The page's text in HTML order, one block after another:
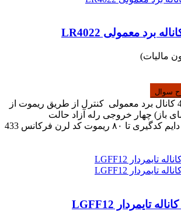
مالیات)
سوال
خرید کنترل ریموتی 4 کانال برد معمولی کنترل از طریق ریموت از
(فضای باز) چهار خروجی رله آزاد حالت
کد لرن فرکانس 433